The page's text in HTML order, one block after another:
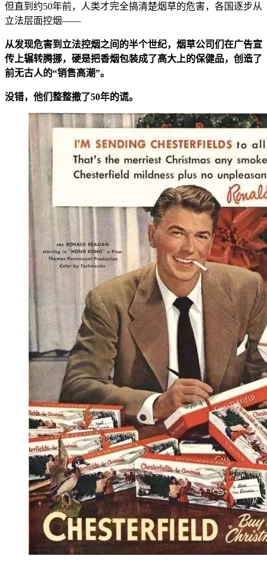
但直到约50年前，人类才完全搞清楚烟草的危害，各国逐步从
立法层面控烟——
从发现危害到立法控烟之间的半个世纪，烟草公司们在广告宣
传上辗转腾挪，硬是把香烟包装成了高大上的保健品，创造了
前无古人的“销售高潮”。
没错，他们整整撒了50年的谎。